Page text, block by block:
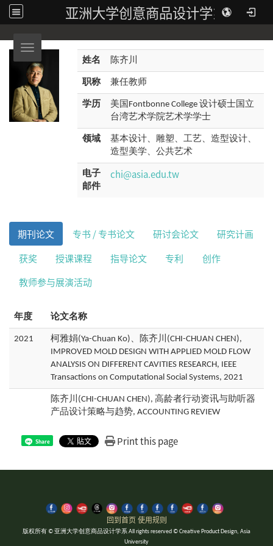
亚洲大学创意商品设计学系
Toggle navigation
姓名 陈齐川
职称 兼任教师
学历
美国Fontbonne College 设计硕士国立
台湾艺术学院艺术学学士
领域
基本设计、雕塑、工艺、造型设计、
造型美学、公共艺术
电子
邮件
chi@asia.edu.tw
期刊论文 专书 / 专书论文 研讨会论文
研究计画
获奖
授课课程 指导论文 专利
创作
教师参与展演活动
年度 论文名称
2021
柯雅娟(Ya-Chuan Ko)、陈齐川(CHI-CHUAN CHEN),
IMPROVED MOLD DESIGN WITH APPLIED MOLD FLOW
ANALYSIS ON DIFFERENT CAVITIES RESEARCH, IEEE
Transactions on Computational Social Systems, 2021
陈齐川(CHI-CHUAN CHEN), 高龄者行动资讯与助听器
产品设计策略与趋势, ACCOUNTING REVIEW
Share Print this page
回到首页 使用规则
版权所有 © 亚洲大学创意商品设计学系 All rights reserved © Creative Product Design, Asia
University